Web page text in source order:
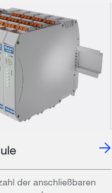
der anschließbaren